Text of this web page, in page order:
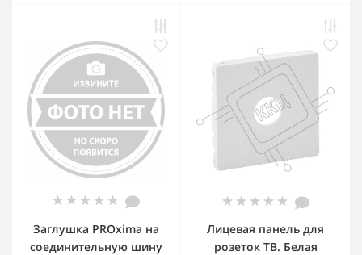
Заглушка PROxima на
соединительную шину
Лицевая панель для
розеток ТВ. Белая